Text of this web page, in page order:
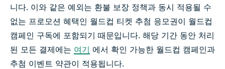
니다. 이와 같은 예외는 환불 보장 정책과 동시 적용될 수
없는 프로모션 혜택인 월드컵 티켓 추첨 응모권이 월드컵
캠페인 구독에 포함되기 때문입니다. 해당 기간 동안 처리
된 모든 결제에는 여기 에서 확인 가능한 월드컵 캠페인과
추첨 이벤트 약관이 적용됩니다.